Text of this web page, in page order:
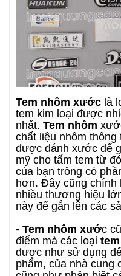
Tem nhôm xước là
tem kim loại được
nhất. Tem nhôm
chất liệu nhôm
được đánh xước để
mỹ cho tấm tem từ
của bạn trông có
hơn. Đây cũng chính
nhiều thương hiệu
này để gắn lên các
- Tem nhôm xước
điểm mà các loại
được như sử dụng
phẩm, của nhà cung